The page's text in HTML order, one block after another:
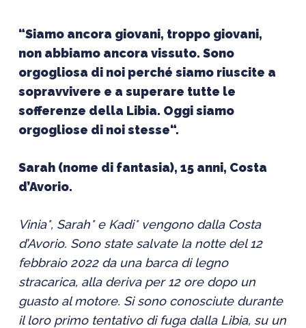
“Siamo ancora giovani, troppo giovani,
non abbiamo ancora vissuto. Sono
orgogliosa di noi perché siamoriuscite a
sopravvivere e a superare tutte le
sofferenze della Libia. Oggi siamo
orgogliose di noistesse“.
Sarah (nome di fantasia), 15 anni, Costa
d’Avorio.
Vinia*, Sarah* e Kadi* vengono dalla Costa
d’Avorio. Sono state salvate la notte del 12
febbraio 2022 da una barca di legno
stracarica, alla deriva per 12 ore dopo un
guasto al motore. Si sono conosciute durante
il loro primo tentativo di fuga dalla Libia, su un